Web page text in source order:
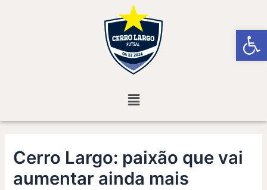
Menu
Cerro Largo: paixão que vai
aumentar ainda mais